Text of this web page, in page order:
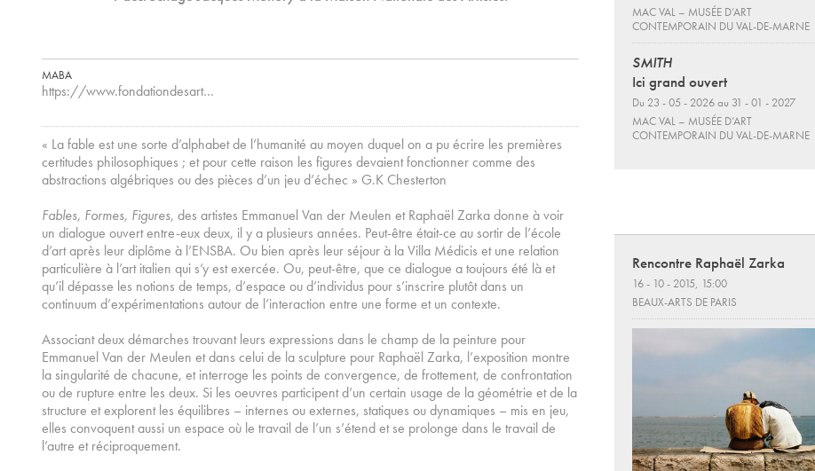
MABA
https://www.fondationdesart…
« La fable est une sorte d’alphabet de l’humanité au moyen duquel on a pu écrire les premières
certitudes philosophiques ; et pour cette raison les figures devaient fonctionner comme des
abstractions algébriques ou des pièces d’un jeu d’échec » G.K Chesterton
Fables, Formes, Figures, des artistes Emmanuel Van der Meulen et Raphaël Zarka donne à voir
un dialogue ouvert entre-eux deux, il y a plusieurs années. Peut-être était-ce au sortir de l’école
d’art après leur diplôme à l’ENSBA. Ou bien après leur séjour à la Villa Médicis et une relation
particulière à l’art italien qui s’y est exercée. Ou, peut-être, que ce dialogue a toujours été là et
qu’il dépasse les notions de temps, d’espace ou d’individus pour s’inscrire plutôt dans un
continuum d’expérimentations autour de l’interaction entre une forme et un contexte.
Associant deux démarches trouvant leurs expressions dans le champ de la peinture pour
Emmanuel Van der Meulen et dans celui de la sculpture pour Raphaël Zarka, l’exposition montre
la singularité de chacune, et interroge les points de convergence, de frottement, de confrontation
ou de rupture entre les deux. Si les oeuvres participent d’un certain usage de la géométrie et de la
structure et explorent les équilibres – internes ou externes, statiques ou dynamiques – mis en jeu,
elles convoquent aussi un espace où le travail de l’un s’étend et se prolonge dans le travail de
l’autre et réciproquement.
MAC VAL – MUSÉE D’ART
CONTEMPORAIN DU VAL-DE-MARNE
SMITH
Ici grand ouvert
Du 23 - 05 - 2026 au 31 - 01 - 2027
MAC VAL – MUSÉE D’ART
CONTEMPORAIN DU VAL-DE-MARNE
Rencontre Raphaël Zarka
16 - 10 - 2015, 15:00
BEAUX-ARTS DE PARIS